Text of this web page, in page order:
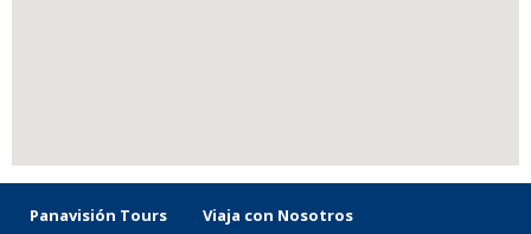
Panavisión Tours Viaja con Nosotros